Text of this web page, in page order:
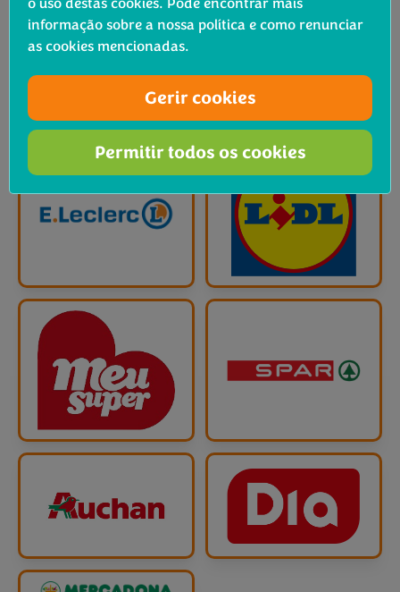
informação sobre a nossa política e como renunciar
as cookies mencionadas.
Gerir cookies
Permitir todos os cookies